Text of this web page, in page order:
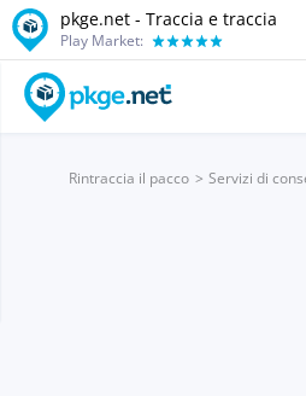
pkge.net - Traccia e traccia
Play Market:
Rintraccia il pacco Servizi di